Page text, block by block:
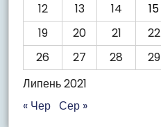
Липень 2021
12
13 14 15
19
20 21 22
26
27 28 29
« Чер Сер »